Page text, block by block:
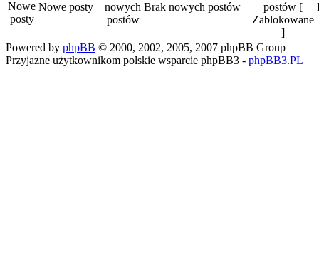
Nowe posty Brak nowych postów
Powered by phpBB © 2000, 2002, 2005, 2007 phpBB Group
Przyjazne użytkownikom polskie wsparcie phpBB3 - phpBB3.PL